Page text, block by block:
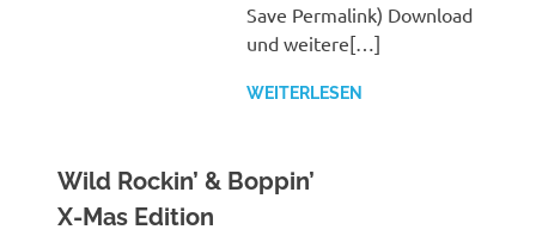
Save Permalink) Download
und weitere[…]
WEITERLESEN
Wild Rockin’ & Boppin’
X-Mas Edition